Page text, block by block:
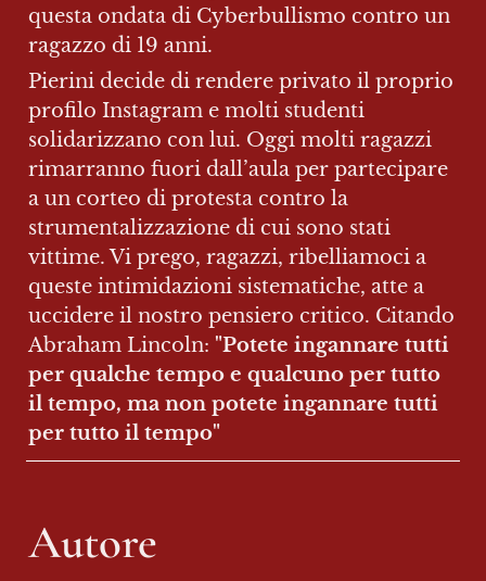
questa ondata di Cyberbullismo contro un
ragazzo di 19 anni.
Pierini decide di rendere privato il proprio
profilo Instagram e molti studenti
solidarizzano con lui. Oggi molti ragazzi
rimarranno fuori dall’aula per partecipare
a un corteo di protesta contro la
strumentalizzazione di cui sono stati
vittime. Vi prego, ragazzi, ribelliamoci a
queste intimidazioni sistematiche, atte a
uccidere il nostro pensiero critico. Citando
Abraham Lincoln: "Potete ingannare tutti
per qualche tempo e qualcuno per tutto
il tempo, ma non potete ingannare tutti
per tutto il tempo"
Autore